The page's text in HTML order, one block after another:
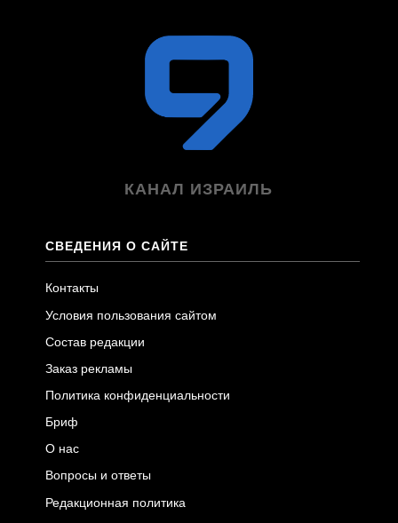
КАНАЛ ИЗРАИЛЬ
СВЕДЕНИЯ О САЙТЕ
Контакты
Условия пользования сайтом
Состав редакции
Заказ рекламы
Политика конфиденциальности
Бриф
О нас
Вопросы и ответы
Редакционная политика